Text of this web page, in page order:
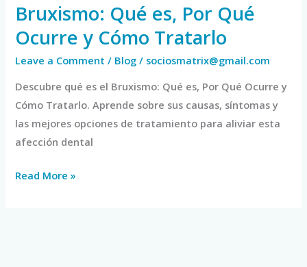
Bruxismo: Qué es, Por Qué
Ocurre y Cómo Tratarlo
Leave a Comment / Blog / sociosmatrix@gmail.com
Descubre qué es el Bruxismo: Qué es, Por Qué Ocurre y
Cómo Tratarlo. Aprende sobre sus causas, síntomas y
las mejores opciones de tratamiento para aliviar esta
afección dental
Read More »